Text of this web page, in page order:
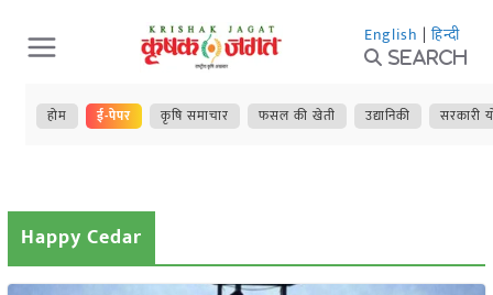
Skip
to
content
English | हिन्दी
Search
होम ई-पेपर कृषि समाचार फसल की खेती उद्यानिकी सरकारी
Happy Cedar